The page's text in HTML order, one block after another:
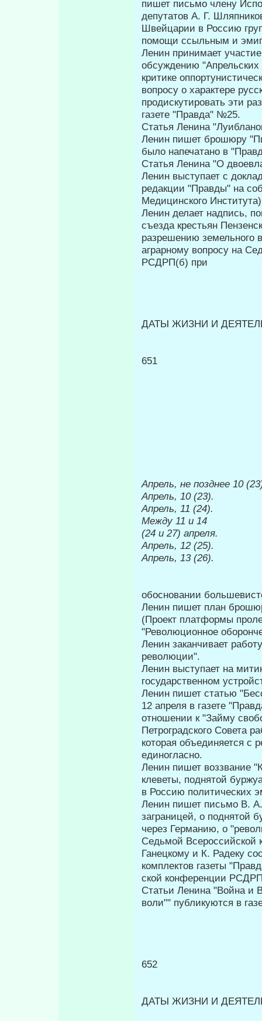
пишет письмо члену
депутатов А. Г.
Швейцарии в Россию
помощи ссыльным и
Ленин принимает
обсуждению "Апрельских
критике
вопросу о характере
продискутировать эти
газете "Правда" №25.
Статья Ленина
Ленин пишет брошюру
было напеча­тано в
Статья Ленина "О
Ленин выступает с
редакции "Правды" на
Медицинского
Ленин делает надпись,
съезда крестьян
разрешению зе­мельного
аграрному вопросу на
РСДРП(б) при
ДАТЫ ЖИЗНИ И
651
Апрель, не позднее 10
Апрель, 10 (23).
Апрель, 11 (24).
Между 11 и 14
(24 и 27) апреля.
Апрель, 12 (25).
Апрель, 13 (26).
обосновании
Ленин пишет план
(Проект плат­формы
"Революционное
Ленин заканчивает
революции".
Ленин выступает на
государственном
Ленин пишет статью
12 апреля в газете
отношении к "Займу
Петроградского Совета
которая объединяется
единогласно.
Ленин пишет воззвание
клеветы, поднятой
в Россию политических
Ленин пишет письмо В.
заграницей, о поднятой
через Германию, о
Седьмой
Ганецкому и К. Радеку
комплектов газеты
ской конференции
Статьи Ленина "Война и
воли"" публикуются в
652
ДАТЫ ЖИЗНИ И